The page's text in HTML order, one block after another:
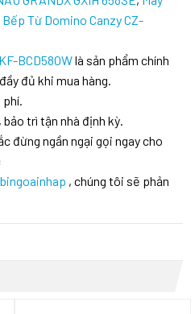
Bếp Từ Domino Canzy CZ-
BCD580Wlà sản phẩm chính
đủ khi mua hàng.
trì tận nhà định kỳ.
đừng ngần ngại gọi ngay cho
, chúng tôi sẽ phản